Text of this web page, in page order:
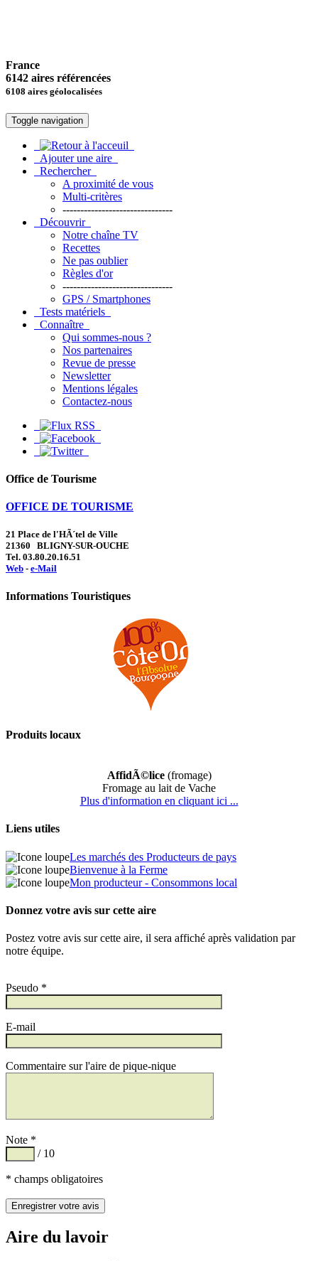
France
6142 aires référencées
6108 aires géolocalisées
Toggle navigation
Ajouter une aire
Rechercher
A proximité de vous
Multi-critères
-------------------------------
Découvrir
Notre chaîne TV
Recettes
Ne pas oublier
Règles d'or
-------------------------------
GPS / Smartphones
Tests matériels
Connaître
Qui sommes-nous ?
Nos partenaires
Revue de presse
Newsletter
Mentions légales
Contactez-nous
Office de Tourisme
OFFICE DE TOURISME
21 Place de l'HÃ´tel de Ville
21360 BLIGNY-SUR-OUCHE
Tel. 03.80.20.16.51
Web - e-Mail
Informations Touristiques
Produits locaux
AffidÃ©lice(fromage)
Fromage au lait de Vache
Plus d'information en cliquant ici ...
Liens utiles
Les marchés des Producteurs de pays
Bienvenue à la Ferme
Mon producteur - Consommons local
Donnez votre avis sur cette aire
Postez votre avis sur cette aire, il sera affiché après validation par
notre équipe.
Pseudo *
E-mail
Commentaire sur l'aire de pique-nique
Note *
/ 10
* champs obligatoires
Aire du lavoir